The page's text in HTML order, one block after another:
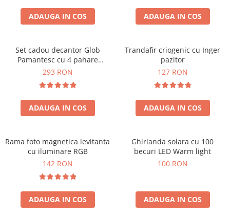
Cadouri Fete
Pentru Copilul din tine
Cadouri de Casa Noua
Cadouri Majorat
Cadouri pentru Nasi
Cadouri pentru Bunici
Cadouri pentru Prieteni
Cel ce are tot
Cadouri Nunta si Cununie civila
Cani si Termosuri
Jocuri si Puzzle
Seturi de caligrafie
Cadouri Sfantul Alexandru
Cadouri Constantin si Elena
Cadouri Sfanta Maria
Cadouri Sfintii Mihail si Gavriil
ADAUGA IN COS ADAUGA IN COS
Set cadou decantor Glob
Pamantesc cu 4 pahare
Deluxe
293 RON
ADAUGA IN COS
Trandafir criogenic cu Inger
pazitor
127 RON
ADAUGA IN COS
Rama foto magnetica levitanta
cu iluminare RGB
142 RON
ADAUGA IN COS
Ghirlanda solara cu 100
becuri LED Warm light
100 RON
ADAUGA IN COS